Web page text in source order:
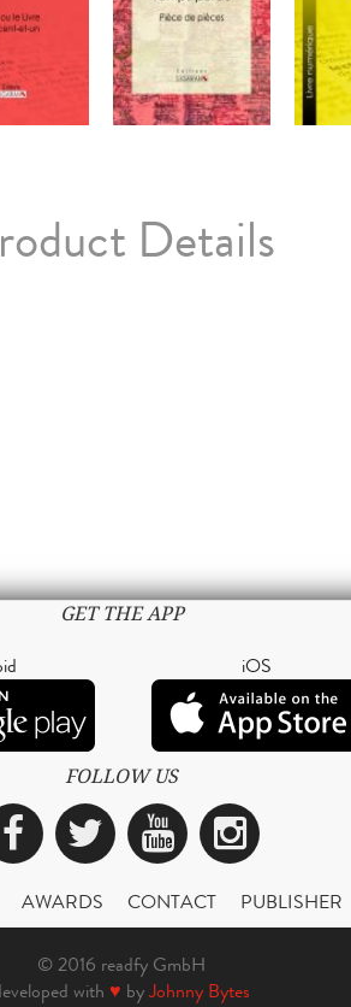
Details
GET THE APP
iOS
FOLLOW US
Facebook
TwitterYouTube
AWARDS CONTACT PUBLISHER
© 2016 readfy GmbH
with ♥ byJohnny Bytes